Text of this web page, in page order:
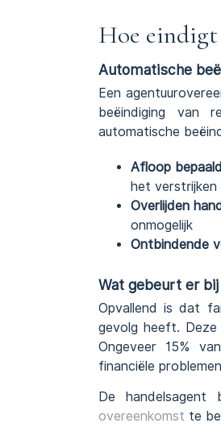
Hoe eindigt
Automatische
Een
beëindiging van
automatische
Afloop
het verstrijken
Overlijden
onmogelijk
Ontbindende
Wat gebeurt er
Opvallend is dat
gevolg heeft.
Ongeveer 15%
financiële
De
overeenkomst te